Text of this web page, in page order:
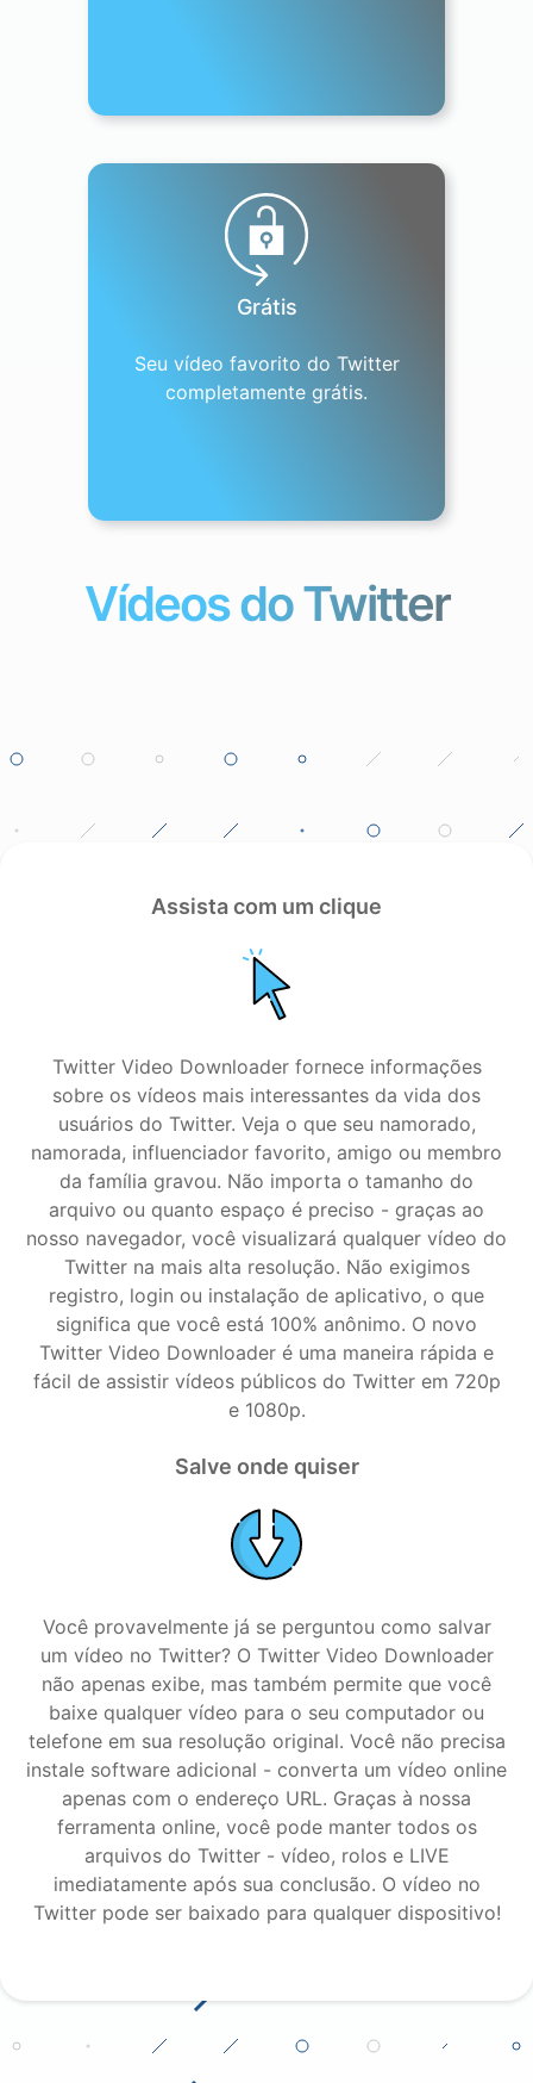
Grátis
Seu vídeo favorito do Twitter
completamente grátis.
Vídeos do Twitter
Assista com um clique
Twitter Video Downloader fornece informações
sobre os vídeos mais interessantes da vida dos
usuários do Twitter. Veja o que seu namorado,
namorada, influenciador favorito, amigo ou membro
da família gravou. Não importa o tamanho do
arquivo ou quanto espaço é preciso - graças ao
nosso navegador, você visualizará qualquer vídeo do
Twitter na mais alta resolução. Não exigimos
registro, login ou instalação de aplicativo, o que
significa que você está 100% anônimo. O novo
Twitter Video Downloader é uma maneira rápida e
fácil de assistir vídeos públicos do Twitter em 720p
e 1080p.
Salve onde quiser
Você provavelmente já se perguntou como salvar
um vídeo no Twitter? O Twitter Video Downloader
não apenas exibe, mas também permite que você
baixe qualquer vídeo para o seu computador ou
telefone em sua resolução original. Você não precisa
instale software adicional - converta um vídeo online
apenas com o endereço URL. Graças à nossa
ferramenta online, você pode manter todos os
arquivos do Twitter - vídeo, rolos e LIVE
imediatamente após sua conclusão. O vídeo no
Twitter pode ser baixado para qualquer dispositivo!